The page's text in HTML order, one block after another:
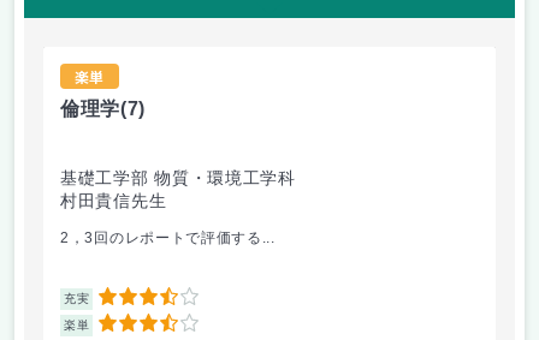
楽単
倫理学(7)
基礎工学部 物質・環境工学科
村田貴信先生
2，3回のレポートで評価する...
充実 3.5
楽単 3.5